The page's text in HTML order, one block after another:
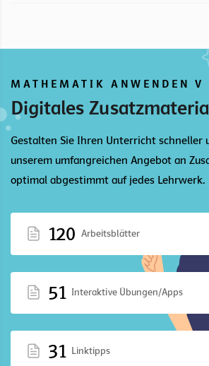
MATHEMATIK ANWENDEN V
Digitales
Gestalten Sie Ihren Unterricht schneller
unserem umfangreichen Angebot an
optimal abgestimmt auf jedes Lehrwerk.
120 Arbeitsblätter
51 Interaktive Übungen/Apps
31 Linktipps